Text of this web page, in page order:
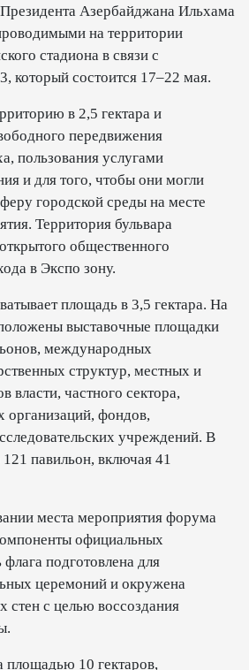
Азербайджана Ильхама
на территории
стадиона в связи с
который состоится 17–22 мая.
в 2,5 гектара и
передвижения
пользования услугами
и для того, чтобы они могли
городской среды на месте
Территория бульвара
общественного
в Экспо зону.
площадь в 3,5 гектара. На
выставочные площадки
международных
структур, местных и
власти, частного сектора,
организаций, фондов,
учреждений. В
павильон, включая 41
места мероприятия форума
официальных
подготовлена для
церемоний и окружена
стен с целью воссоздания
площадью 10 гектаров,